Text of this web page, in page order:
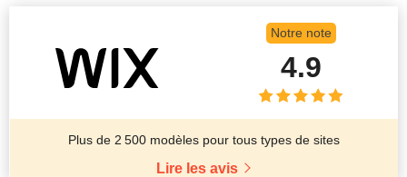
Notre note
4.9
Plus de 2 500 modèles pour tous types de sites
Lire les avis